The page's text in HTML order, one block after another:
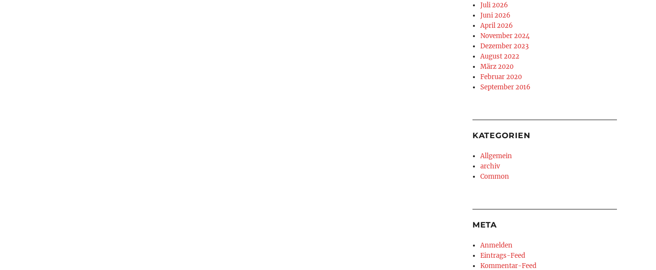
Juli 2026
Juni 2026
April 2026
November 2024
Dezember 2023
August 2022
März 2020
Februar 2020
September 2016
KATEGORIEN
Allgemein
archiv
Common
META
Anmelden
Eintrags-Feed
Kommentar-Feed